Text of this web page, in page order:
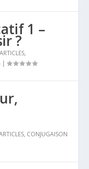
1 –
?
ARTICLES,
|
, CONJUGAISON